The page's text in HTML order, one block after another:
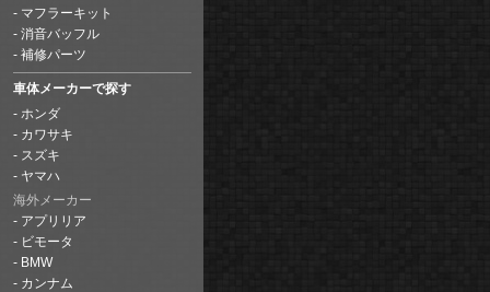
マフラーキット
消音バッフル
補修パーツ
車体メーカーで探す
ホンダ
カワサキ
スズキ
ヤマハ
海外メーカー
アプリリア
ビモータ
BMW
カンナム